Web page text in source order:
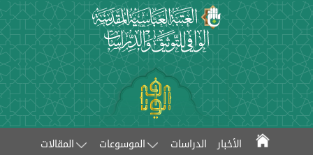
الأخبار الدراسات الموسوعات
المقالات